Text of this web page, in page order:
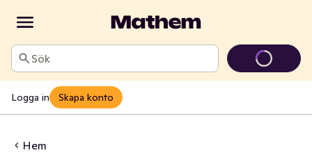
Sök
Logga in Skapa konto
Hem